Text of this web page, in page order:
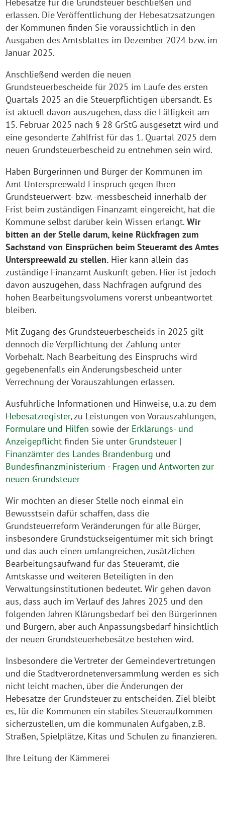
erlassen. Die Veröffentlichung der Hebesatzsatzungen
der Kommunen finden Sie voraussichtlich in den
Ausgaben des Amtsblattes im Dezember 2024 bzw. im
Januar 2025.
Anschließend werden die neuen
Grundsteuerbescheide für 2025 im Laufe des ersten
Quartals 2025 an die Steuerpflichtigen übersandt. Es
ist aktuell davon auszugehen, dass die Fälligkeit am
15. Februar 2025 nach § 28 GrStG ausgesetzt wird und
eine gesonderte Zahlfrist für das 1. Quartal 2025 dem
neuen Grundsteuerbescheid zu entnehmen sein wird.
Haben Bürgerinnen und Bürger der Kommunen im
Amt Unterspreewald Einspruch gegen Ihren
Grundsteuerwert- bzw. -messbescheid innerhalb der
Frist beim zuständigen Finanzamt eingereicht, hat die
Kommune selbst darüber kein Wissen erlangt.Wir
bitten an der Stelle darum, keine Rückfragen zum
Sachstand von Einsprüchen beim Steueramt des Amtes
Unterspreewald zu stellen. Hier kann allein das
zuständige Finanzamt Auskunft geben. Hier ist jedoch
davon auszugehen, dass Nachfragen aufgrund des
hohen Bearbeitungsvolumens vorerst unbeantwortet
bleiben.
Mit Zugang des Grundsteuerbescheids in 2025 gilt
dennoch die Verpflichtung der Zahlung unter
Vorbehalt. Nach Bearbeitung des Einspruchs wird
gegebenenfalls ein Änderungsbescheid unter
Verrechnung der Vorauszahlungen erlassen.
Ausführliche Informationen und Hinweise, u.a. zu dem
Hebesatzregister, zu Leistungen von Vorauszahlungen,
Formulare und Hilfen sowie der Erklärungs- und
Anzeigepflicht finden Sie unter Grundsteuer |
Finanzämter des Landes Brandenburg und
Bundesfinanzministerium - Fragen und Antworten zur
neuen Grundsteuer
Wir möchten an dieser Stelle noch einmal ein
Bewusstsein dafür schaffen, dass die
Grundsteuerreform Veränderungen für alle Bürger,
insbesondere Grundstückseigentümer mit sich bringt
und das auch einen umfangreichen, zusätzlichen
Bearbeitungsaufwand für das Steueramt, die
Amtskasse und weiteren Beteiligten in den
Verwaltungsinstitutionen bedeutet. Wir gehen davon
aus, dass auch im Verlauf des Jahres 2025 und den
folgenden Jahren Klärungsbedarf bei den Bürgerinnen
und Bürgern, aber auch Anpassungsbedarf hinsichtlich
der neuen Grundsteuerhebesätze bestehen wird.
Insbesondere die Vertreter der Gemeindevertretungen
und die Stadtverordnetenversammlung werden es sich
nicht leicht machen, über die Änderungen der
Hebesätze der Grundsteuer zu entscheiden. Ziel bleibt
es, für die Kommunen ein stabiles Steueraufkommen
sicherzustellen, um die kommunalen Aufgaben, z.B.
Straßen, Spielplätze, Kitas und Schulen zu finanzieren.
Ihre Leitung der Kämmerei